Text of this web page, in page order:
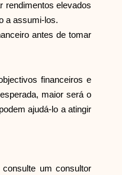
rendimentos elevados
a assumi-los.
antes de tomar
financeiros e
maior será o
ajudá-lo a atingir
um consultor